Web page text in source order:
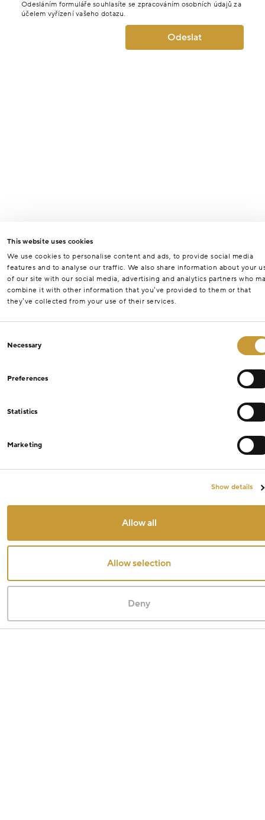
This website uses cookies
We use cookies to personalise content and ads, to provide social media
features and to analyse our traffic. We also share information about your
of our site with our social media, advertising and analytics partners who
combine it with other information that you’ve provided to them or that
they’ve collected from your use of their services.
Selection
Necessary
Preferences
Statistics
Marketing
Show details
Allow all
Allow selection
Deny
Odesláním formuláře souhlasíte se zpracováním osobních údajů za
účelem vyřízení vašeho dotazu.
Odeslat